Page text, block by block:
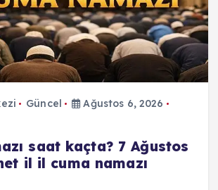
Güncel
Ağustos 6, 2026
saat kaçta? 7 Ağustos
il il cuma namazı